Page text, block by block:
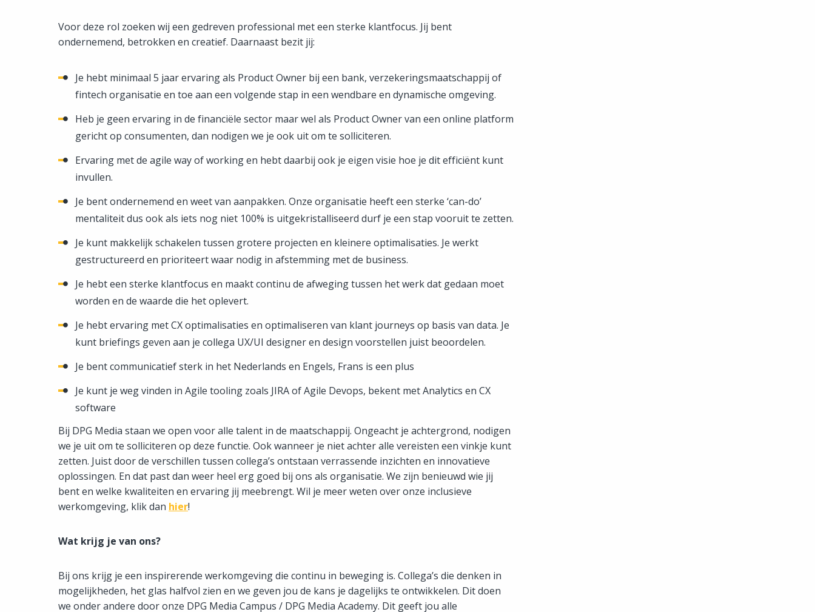
Voor deze rol zoeken wij een gedreven professional met een sterke klantfocus. Jij bent
ondernemend, betrokken en creatief. Daarnaast bezit jij:
Je hebt minimaal 5 jaar ervaring als Product Owner bij een bank, verzekeringsmaatschappij of
fintech organisatie en toe aan een volgende stap in een wendbare en dynamische omgeving.
Heb je geen ervaring in de financiële sector maar wel als Product Owner van een online platform
gericht op consumenten, dan nodigen we je ook uit om te solliciteren.
Ervaring met de agile way of working en hebt daarbij ook je eigen visie hoe je dit efficiënt kunt
invullen.
Je bent ondernemend en weet van aanpakken. Onze organisatie heeft een sterke ‘can-do’
mentaliteit dus ook als iets nog niet 100% is uitgekristalliseerd durf je een stap vooruit te zetten.
Je kunt makkelijk schakelen tussen grotere projecten en kleinere optimalisaties. Je werkt
gestructureerd en prioriteert waar nodig in afstemming met de business.
Je hebt een sterke klantfocus en maakt continu de afweging tussen het werk dat gedaan moet
worden en de waarde die het oplevert.
Je hebt ervaring met CX optimalisaties en optimaliseren van klant journeys op basis van data. Je
kunt briefings geven aan je collega UX/UI designer en design voorstellen juist beoordelen.
Je bent communicatief sterk in het Nederlands en Engels, Frans is een plus
Je kunt je weg vinden in Agile tooling zoals JIRA of Agile Devops, bekent met Analytics en CX
software
Bij DPG Media staan we open voor alle talent in de maatschappij. Ongeacht je achtergrond, nodigen
we je uit om te solliciteren op deze functie. Ook wanneer je niet achter alle vereisten een vinkje kunt
zetten. Juist door de verschillen tussen collega’s ontstaan verrassende inzichten en innovatieve
oplossingen. En dat past dan weer heel erg goed bij ons als organisatie. We zijn benieuwd wie jij
bent en welke kwaliteiten en ervaring jij meebrengt. Wil je meer weten over onze inclusieve
werkomgeving, klik dan hier!
Wat krijg je van ons?
Bij ons krijg je een inspirerende werkomgeving die continu in beweging is. Collega’s die denken in
mogelijkheden, het glas halfvol zien en we geven jou de kans je dagelijks te ontwikkelen. Dit doen
we onder andere door onze DPG Media Campus / DPG Media Academy. Dit geeft jou alle